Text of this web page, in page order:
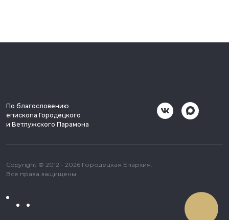
По благословению
епископа Городецкого
и Ветлужского Парамона
Copyright © 2012 - 2026 Городецкая Епархия.
Все права защищены